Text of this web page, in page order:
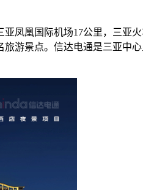
凤凰国际机场17公里，三亚
游景点。信达电通是三亚中